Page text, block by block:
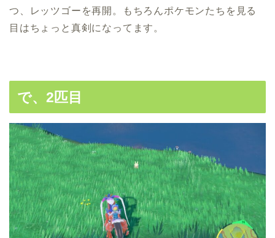
つ、レッツゴーを再開。もちろんポケモンたちを見る
目はちょっと真剣になってます。
で、2匹目